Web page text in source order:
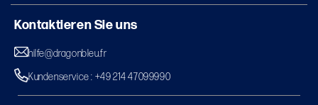
Kontaktieren Sie uns
hilfe@dragonbleu.fr
Kundenservice : +49 214 47099990